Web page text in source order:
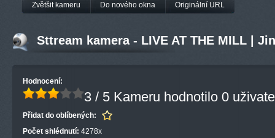
Zvětšit kameru Do nového okna Originální URL
Sttream kamera - LIVE AT THE MILL |
Hodnocení:
3 / 5 Kameru hodnotilo 0
Přidat do oblíbených:
Počet shlédnutí: 4278x